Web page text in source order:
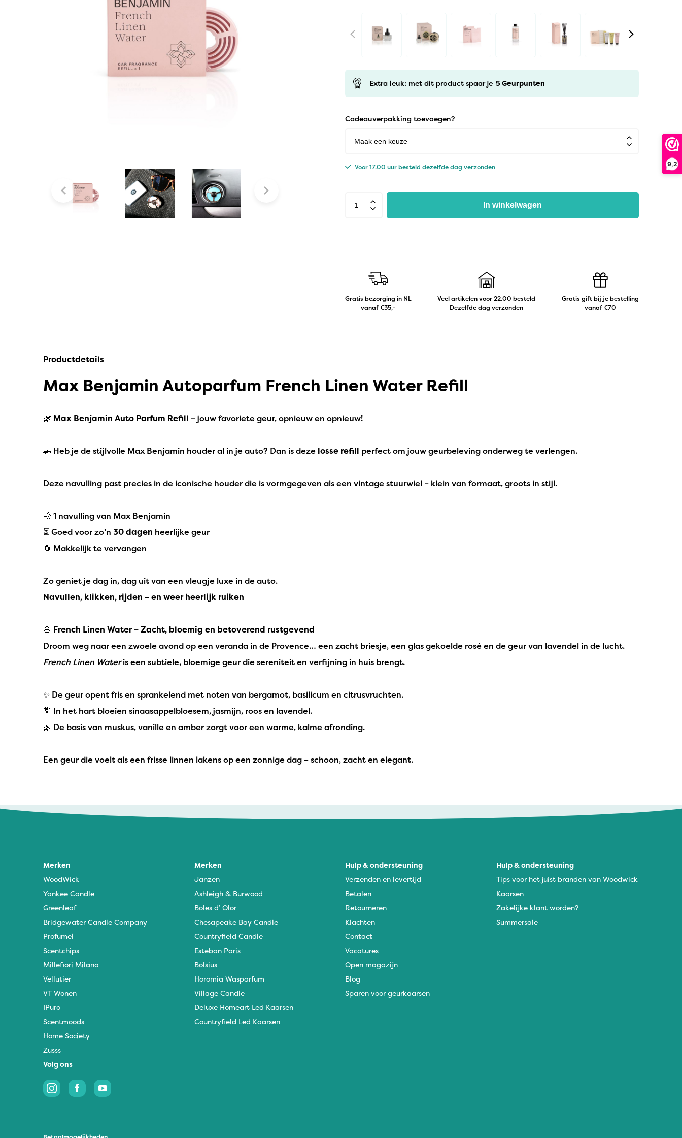
9,2
Village Candle
Millefiori Milano
Countryfield Candle
Vellutier
Joeff Muuss
Home Society
Extra leuk: met dit product spaar je 5Geurpunten
Cadeauverpakking toevoegen?
Voor 17.00 uur besteld dezelfde dag verzonden
In winkelwagen
Gratis bezorging in NL
vanaf €35,-
Veel artikelen voor 22.00 besteld
Dezelfde dag verzonden
Gratis gift bij je bestelling
vanaf €70
Productdetails
Max Benjamin Autoparfum French Linen Water Refill
🌿 Max Benjamin Auto Parfum Refill – jouw favoriete geur, opnieuw en opnieuw!
🚗 Heb je de stijlvolle Max Benjamin houder al in je auto? Dan is deze losse refill perfect om jouw geurbeleving onderweg te verlengen.
Deze navulling past precies in de iconische houder die is vormgegeven als een vintage stuurwiel – klein van formaat, groots in stijl.
💨 1 navulling van Max Benjamin
⏳ Goed voor zo’n 30 dagen heerlijke geur
🔄 Makkelijk te vervangen
Zo geniet je dag in, dag uit van een vleugje luxe in de auto.
Navullen, klikken, rijden – en weer heerlijk ruiken
🌸 French Linen Water – Zacht, bloemig en betoverend rustgevend
Droom weg naar een zwoele avond op een veranda in de Provence… een zacht briesje, een glas gekoelde rosé en de geur van lavendel in de lucht.
French Linen Wateris een subtiele, bloemige geur die sereniteit en verfijning in huis brengt.
✨ De geur opent fris en sprankelend met noten van bergamot, basilicum en citrusvruchten.
💐 In het hart bloeien sinaasappelbloesem, jasmijn, roos en lavendel.
🌿 De basis van muskus, vanille en amber zorgt voor een warme, kalme afronding.
Een geur die voelt als een frisse linnen lakens op een zonnige dag – schoon, zacht en elegant.
Merken
WoodWick
Yankee Candle
Greenleaf
Bridgewater Candle Company
Profumel
Scentchips
Millefiori Milano
Vellutier
VT Wonen
IPuro
Scentmoods
Home Society
Zusss
Merken
Janzen
Ashleigh & Burwood
Boles d’ Olor
Chesapeake Bay Candle
Countryfield Candle
Esteban Paris
Bolsius
Horomia Wasparfum
Village Candle
Deluxe Homeart Led Kaarsen
Countryfield Led Kaarsen
Hulp & ondersteuning
Verzenden en levertijd
Betalen
Retourneren
Klachten
Contact
Vacatures
Open magazijn
Blog
Sparen voor geurkaarsen
Hulp & ondersteuning
Tips voor het juist branden van Woodwick
Kaarsen
Zakelijke klant worden?
Summersale
Volg ons